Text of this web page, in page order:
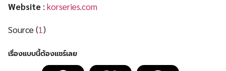
Website : korseries.com
Source (1)